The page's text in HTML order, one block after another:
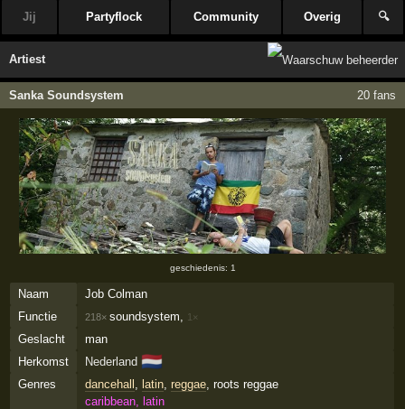
Jij Partyflock Community Overig 🔍
Artiest
Sanka Soundsystem 20 fans
geschiedenis: 1
Naam
Job Colman
Functie
218× soundsystem, 1×
Geslacht
man
Herkomst
Nederland 🇳🇱
Genres dancehall latin, reggae, roots reggae
caribbean, latin